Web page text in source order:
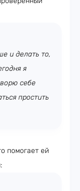
и делать то,
я
себе
простить
помогает ей